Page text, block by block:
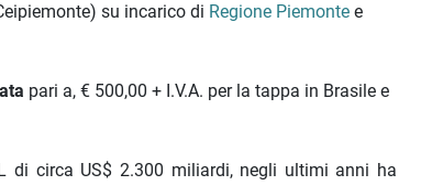
su incarico di Regione Piemonte e
pari a, € 500,00 + I.V.A. per la tappa in Brasile e
di circa US$ 2.300 miliardi, negli ultimi anni ha